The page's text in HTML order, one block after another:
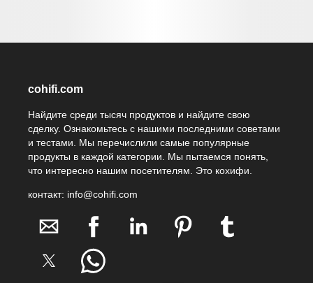
cohifi.com
Найдите среди тысяч продуктов и найдите свою
сделку. Ознакомьтесь с нашими последними советами
и тестами. Мы перечислили самые популярные
продукты в каждой категории. Мы пытаемся понять,
что интересно нашим посетителям. Это кохифи.
контакт: info@cohifi.com